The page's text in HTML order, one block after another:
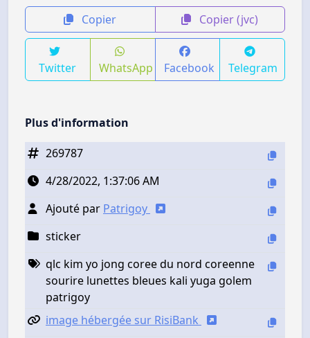
Copier Copier (jvc)
Twitter WhatsApp Facebook Telegram
Plus d'information
269787
4/28/2022, 1:37:06 AM
Ajouté par Patrigoy
sticker
qlc kim yo jong coree du nord coreenne
sourire lunettes bleues kali yuga golem
patrigoy
image hébergée sur RisiBank